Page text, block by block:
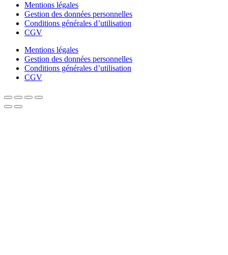
Mentions légales
Gestion des données personnelles
Conditions générales d’utilisation
CGV
Mentions légales
Gestion des données personnelles
Conditions générales d’utilisation
CGV